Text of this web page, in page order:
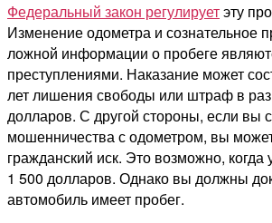
Федеральный закон регулируетэту
Изменение одометра и сознательное
ложной информации о пробеге
преступлениями. Наказание может
лет лишения свободы или штраф в
долларов. С другой стороны, если вы
мошенничества с одометром, вы
гражданский иск. Это возможно,
1 500 долларов. Однако вы должны
автомобиль имеет пробег.